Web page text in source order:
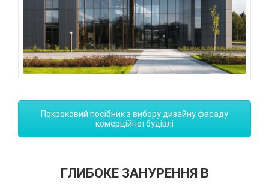
Покроковий посібник з вибору дизайну фасаду
комерційної будівлі
ГЛИБОКЕ ЗАНУРЕННЯ В